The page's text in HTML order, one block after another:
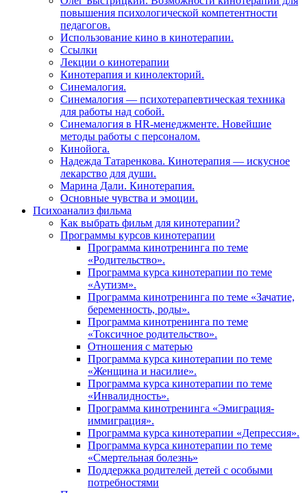
повышения психологической компетентности
педагогов.
Использование кино в кинотерапии.
Ссылки
Лекции о кинотерапии
Кинотерапия и кинолекторий.
Синемалогия.
Синемалогия — психотерапевтическая техника
для работы над собой.
Синемалогия в HR-менеджменте. Новейшие
методы работы с персоналом.
Кинойога.
Надежда Татаренкова. Кинотерапия — искусное
лекарство для души.
Марина Дали. Кинотерапия.
Основные чувства и эмоции.
Психоанализ фильма
Как выбрать фильм для кинотерапии?
Программы курсов кинотерапии
Программа кинотренинга по теме
«Родительство».
Программа курса кинотерапии по теме
«Аутизм».
Программа кинотренинга по теме «Зачатие,
беременность, роды».
Программа кинотренинга по теме
«Токсичное родительство».
Отношения с матерью
Программа курса кинотерапии по теме
«Женщина и насилие».
Программа курса кинотерапии по теме
«Инвалидность».
Программа кинотренинга «Эмиграция-
иммиграция».
Программа курса кинотерапии «Депрессия».
Программа курса кинотерапии по теме
«Смертельная болезнь»
Поддержка родителей детей с особыми
потребностями